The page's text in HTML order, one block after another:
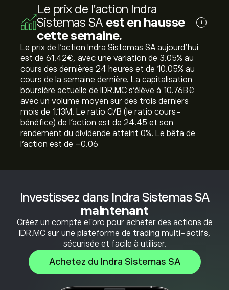
Investissez dans Indra Sistemas SA
maintenant
Créez un compte eToro pour acheter des actions de
IDR.MC sur une plateforme de trading multi-actifs,
sécurisée et facile à utiliser.
Achetez du Indra Sistemas SA
Le prix de l'action Indra
Sistemas SA est en hausse
cette semaine.
i
Le prix de l'action Indra Sistemas SA aujourd'hui
est de 61.42‎€‎, avec une variation de ‎3.05‎% au
cours des dernières 24 heures et de ‎10.05‎% au
cours de la semaine dernière. La capitalisation
boursière actuelle de IDR.MC s'élève à 10.76B‎€‎
avec un volume moyen sur des trois derniers
mois de 1.13M. Le ratio C/B (le ratio cours-
bénéfice) de l'action est de 24.45 et son
rendement du dividende atteint 0%. Le bêta de
l'action est de -0.06